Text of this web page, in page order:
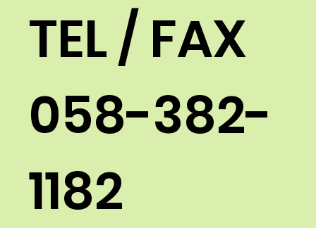
TEL / FAX
058-382-
1182​